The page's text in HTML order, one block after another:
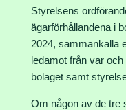
Styrelsens
ägarförhållandena i
2024, sammankalla
ledamot från var
bolaget samt
Om någon av de tre